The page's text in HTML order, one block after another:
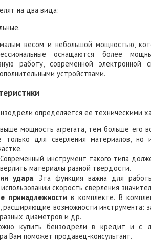
на два вида:
весом и небольшой мощностью,
оснащаются более
работу, современной электронной
устройствами.
определяется ее техническими
мощность агрегата, тем больше его
только для сверления материалов,
инструмент такого типа
материалы разной твердости.
удара. Эта функция важна для
скорость сверления
принадлежности в комплекте. В
расширяющие возможности инструмента:
диаметров и др.
купить бензодрели в кредит и с
Вам поможет продавец-консультант.